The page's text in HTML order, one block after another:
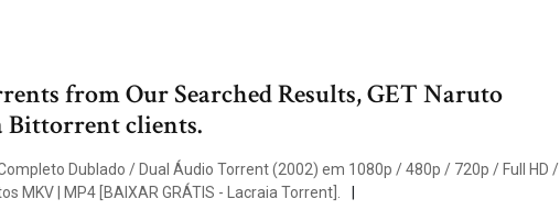
from Our Searched Results, GET Naruto
Bittorrent clients.
Dublado / Dual Áudio Torrent (2002) em 1080p / 480p / 720p / Full HD /
MKV | MP4 [BAIXAR GRÁTIS - Lacraia Torrent].